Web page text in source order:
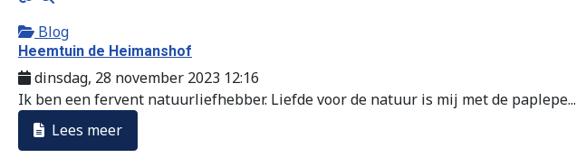
Blog
Heemtuin de Heimanshof
dinsdag, 28 november 2023 12:16
Ik ben een fervent natuurliefhebber. Liefde voor de natuur is mij met de paplepe...
Lees meer